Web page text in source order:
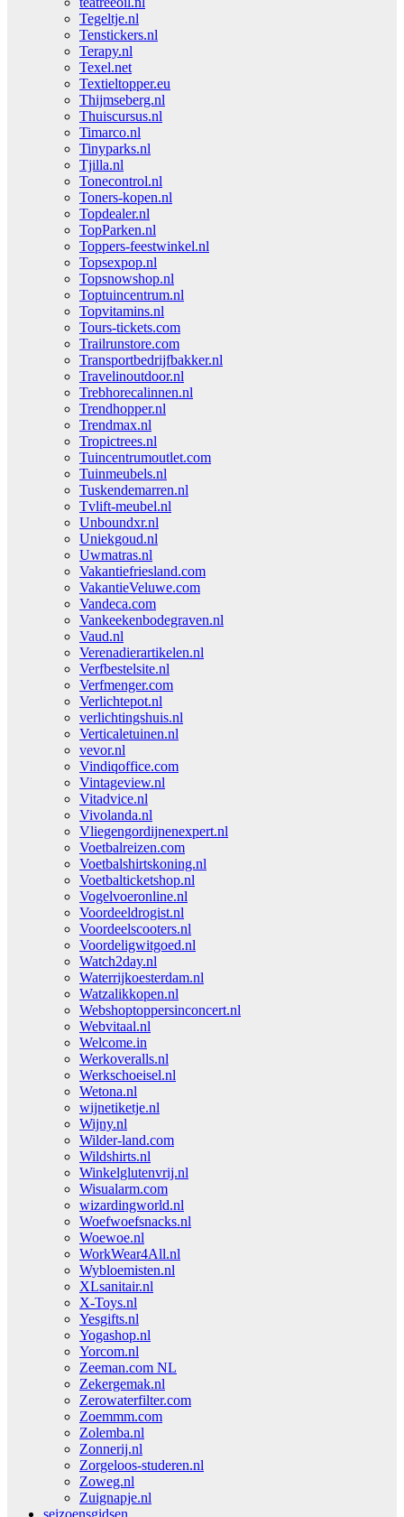
Tegeltje.nl
Tenstickers.nl
Terapy.nl
Texel.net
Textieltopper.eu
Thijmseberg.nl
Thuiscursus.nl
Timarco.nl
Tinyparks.nl
Tjilla.nl
Tonecontrol.nl
Toners-kopen.nl
Topdealer.nl
TopParken.nl
Toppers-feestwinkel.nl
Topsexpop.nl
Topsnowshop.nl
Toptuincentrum.nl
Topvitamins.nl
Tours-tickets.com
Trailrunstore.com
Transportbedrijfbakker.nl
Travelinoutdoor.nl
Trebhorecalinnen.nl
Trendhopper.nl
Trendmax.nl
Tropictrees.nl
Tuincentrumoutlet.com
Tuinmeubels.nl
Tuskendemarren.nl
Tvlift-meubel.nl
Unboundxr.nl
Uniekgoud.nl
Uwmatras.nl
Vakantiefriesland.com
VakantieVeluwe.com
Vandeca.com
Vankeekenbodegraven.nl
Vaud.nl
Verenadierartikelen.nl
Verfbestelsite.nl
Verfmenger.com
Verlichtepot.nl
verlichtingshuis.nl
Verticaletuinen.nl
vevor.nl
Vindiqoffice.com
Vintageview.nl
Vitadvice.nl
Vivolanda.nl
Vliegengordijnenexpert.nl
Voetbalreizen.com
Voetbalshirtskoning.nl
Voetbalticketshop.nl
Vogelvoeronline.nl
Voordeeldrogist.nl
Voordeelscooters.nl
Voordeligwitgoed.nl
Watch2day.nl
Waterrijkoesterdam.nl
Watzalikkopen.nl
Webshoptoppersinconcert.nl
Webvitaal.nl
Welcome.in
Werkoveralls.nl
Werkschoeisel.nl
Wetona.nl
wijnetiketje.nl
Wijny.nl
Wilder-land.com
Wildshirts.nl
Winkelglutenvrij.nl
Wisualarm.com
wizardingworld.nl
Woefwoefsnacks.nl
Woewoe.nl
WorkWear4All.nl
Wybloemisten.nl
XLsanitair.nl
X-Toys.nl
Yesgifts.nl
Yogashop.nl
Yorcom.nl
Zeeman.com NL
Zekergemak.nl
Zerowaterfilter.com
Zoemmm.com
Zolemba.nl
Zonnerij.nl
Zorgeloos-studeren.nl
Zoweg.nl
Zuignapje.nl
seizoensgidsen